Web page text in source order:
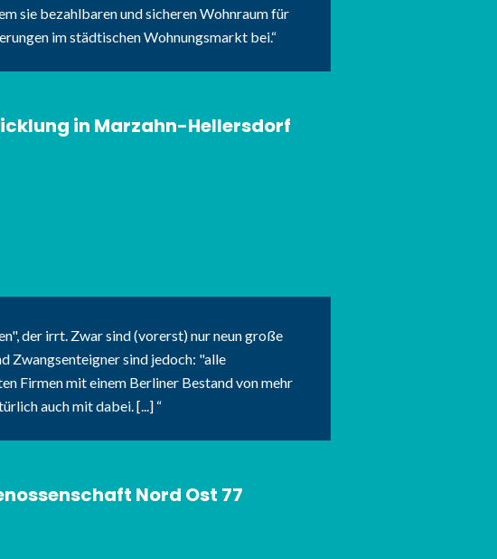
sie bezahlbaren und sicheren Wohnraum für
im städtischen Wohnungsmarkt bei.
in Marzahn-Hellersdorf
der irrt. Zwar sind (vorerst) nur neun große
Zwangsenteigner sind jedoch: "alle
Firmen mit einem Berliner Bestand von mehr
auch mit dabei. [...]
Nord Ost 77